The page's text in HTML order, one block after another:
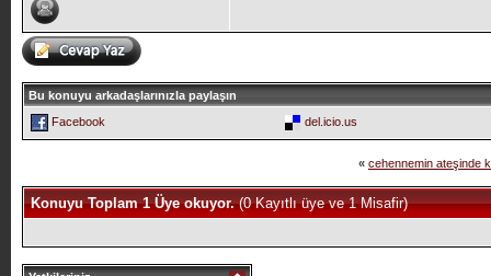
Bu konuyu arkadaşlarınızla paylaşın
Facebook
del.icio.us
« cehennemin ateşinde
Konuyu Toplam 1 Üye okuyor.(0 Kayıtlı üye ve 1 Misafir)